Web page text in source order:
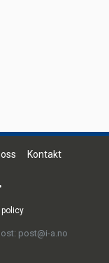
Kontakt
post@i-a.no